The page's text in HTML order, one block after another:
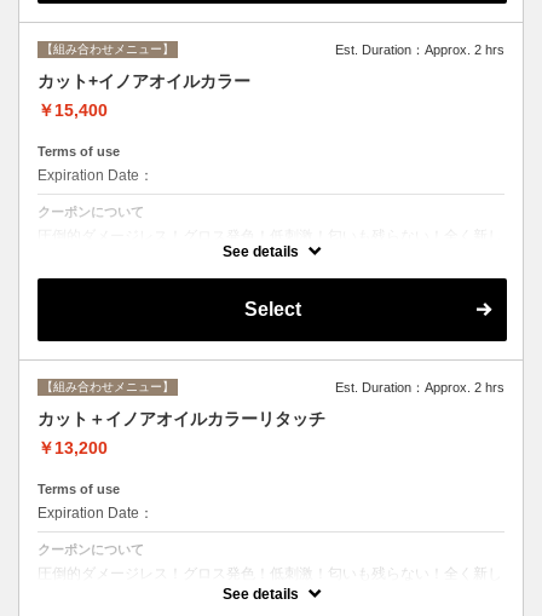
【組み合わせメニュー】 Est. Duration：Approx. 2 hrs
カット+イノアオイルカラー
￥15,400
Terms of use
Expiration Date：
クーポンについて
い処方のイノアオイルカラーのセットメニュー☆
See details
Select
【組み合わせメニュー】 Est. Duration：Approx. 2 hrs
カット＋イノアオイルカラーリタッチ
￥13,200
Terms of use
Expiration Date：
クーポンについて
圧倒的ダメージレス！グロス発色！低刺激！匂いも残らない！全く新し
い処方のイノアオイルカラーのセットメニュー☆ ※根元２ｃｍまでの
See details